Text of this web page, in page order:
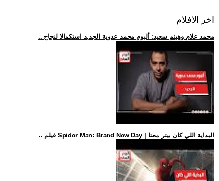
اخر الافلام
.. محمد علام وهيثم سعيد: ألبوم محمد عدوية الجديد استكمالا لنجاح
.. فيلم Spider-Man: Brand New Day | البداية اللي كان بيتر محتا